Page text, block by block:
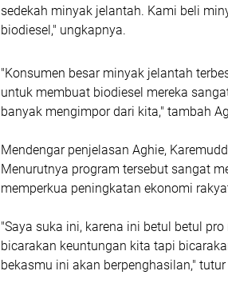
sedekah minyak jelantah. Kami beli
biodiesel," ungkapnya.
"Konsumen besar minyak jelantah
untuk membuat biodiesel mereka
banyak mengimpor dari kita," tambah
Mendengar penjelasan Aghie,
Menurutnya program tersebut sangat
memperkua peningkatan ekonomi
"Saya suka ini, karena ini betul betul
bicarakan keuntungan kita tapi
bekasmu ini akan berpenghasilan,"